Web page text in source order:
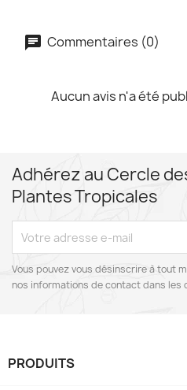
Commentaires (0)
Aucun avis n'a été
Adhérez au Cercle
Plantes Tropicales
Vous pouvez vous désinscrire à tout
nos informations de contact dans
PRODUITS